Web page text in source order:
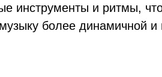
инструменты и ритмы,
более динамичной и